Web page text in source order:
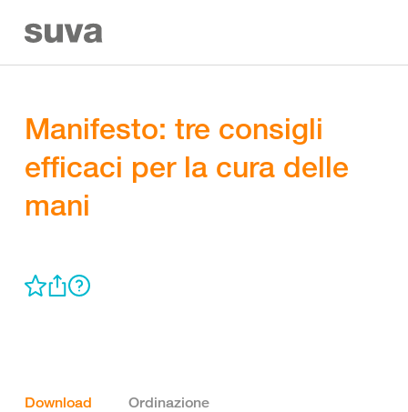
Manifesto: tre consigli
efficaci per la cura delle
mani
Download Ordinazione